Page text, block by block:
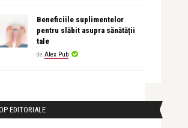
Beneficiile suplimentelor
pentru slăbit asupra sănătății
tale
de Alex Pub
EDITORIALE